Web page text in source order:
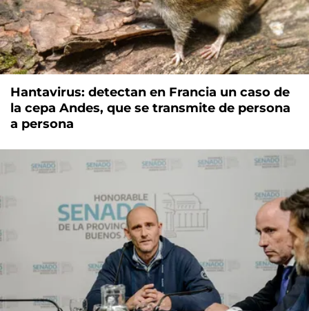
Hantavirus: detectan en Francia un caso de
la cepa Andes, que se transmite de persona
a persona